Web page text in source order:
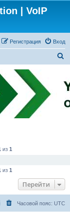
| VoIP
Вход
Регистрация
с
к
из 1
из 1
Перейти
Часовой пояс: UTC